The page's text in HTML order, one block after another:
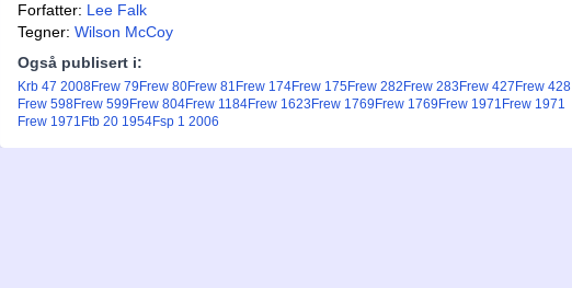
Forfatter: Lee Falk
Tegner: Wilson McCoy
Også publisert i:
Krb 47 2008Frew 79 Frew 80Frew 81 Frew 174Frew 175Frew 282 Frew 283 Frew 427 Frew 428
Frew 598Frew 599 Frew 804Frew 1184Frew 1623 Frew 1769 Frew 1769 Frew 1971 Frew 1971
Frew 1971 Ftb 20 1954Fsp 1 2006